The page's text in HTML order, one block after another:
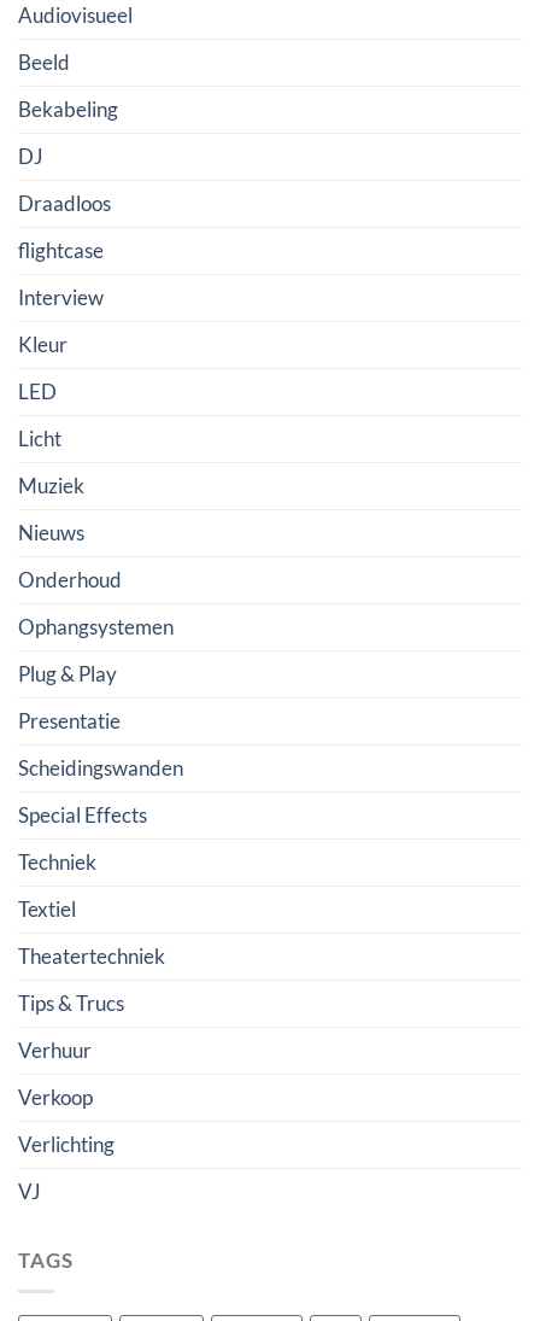
Audiovisueel
Beeld
Bekabeling
DJ
Draadloos
flightcase
Interview
Kleur
LED
Licht
Muziek
Nieuws
Onderhoud
Ophangsystemen
Plug & Play
Presentatie
Scheidingswanden
Special Effects
Techniek
Textiel
Theatertechniek
Tips & Trucs
Verhuur
Verkoop
Verlichting
VJ
TAGS